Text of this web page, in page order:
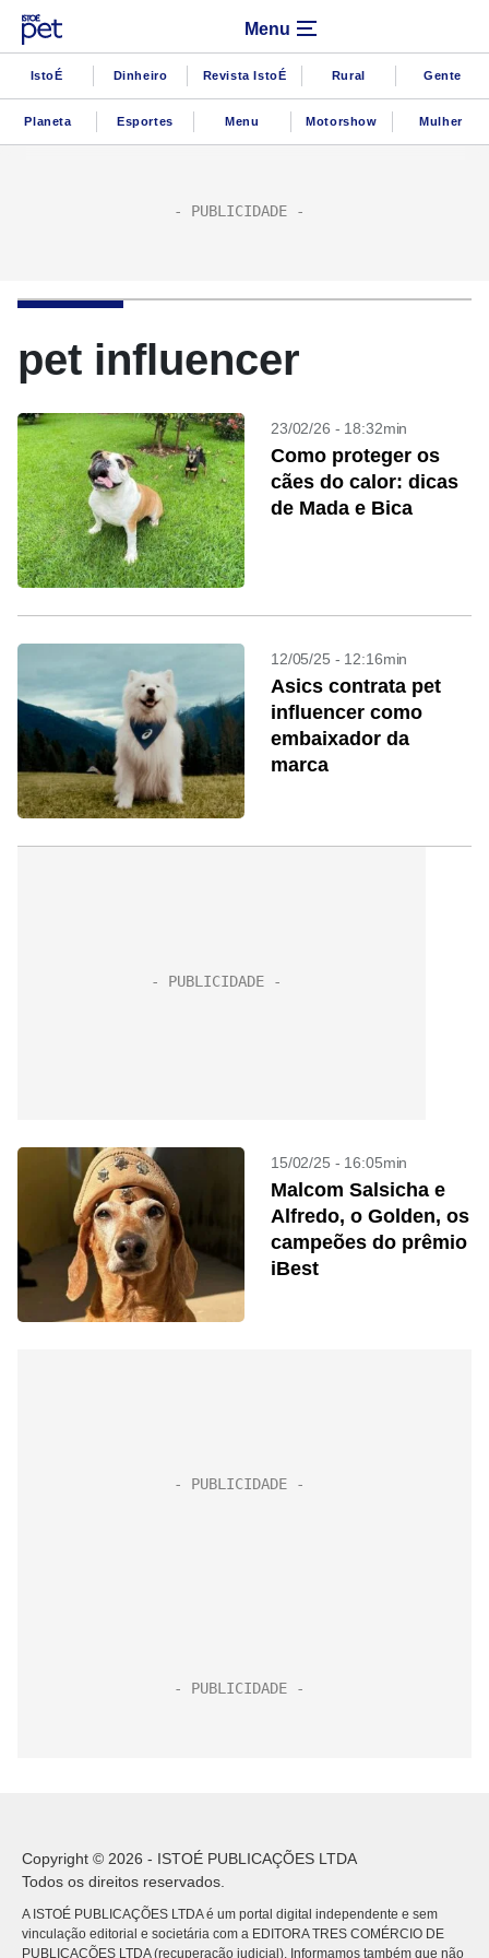
Menu
IstoÉ Dinheiro Revista IstoÉ Rural Gente
Planeta Esportes Menu Motorshow Mulher
pet influencer
23/02/26 - 18:32min
Como proteger os
cães do calor: dicas
de Mada e Bica
12/05/25 - 12:16min
Asics contrata pet
influencer como
embaixador da
marca
15/02/25 - 16:05min
Malcom Salsicha e
Alfredo, o Golden, os
campeões do prêmio
iBest
Copyright © 2026 - ISTOÉ PUBLICAÇÕES LTDA
Todos os direitos reservados.
A ISTOÉ PUBLICAÇÕES LTDA é um portal digital independente e sem
vinculação editorial e societária com a EDITORA TRES COMÉRCIO DE
PUBLICACÕES LTDA (recuperação judicial). Informamos também que não